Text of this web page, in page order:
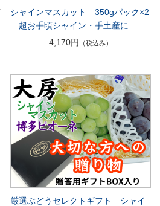
シャインマスカット 350gパック×2
超お手頃シャイン・手土産に
4,170円
（税込み）
厳選ぶどうセレクトギフト シャイ